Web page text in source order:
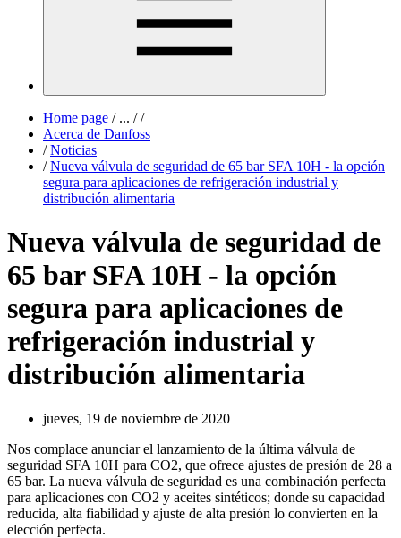
Home page /... / /
Acerca de Danfoss
/ Noticias
/ Nueva válvula de seguridad de 65 bar SFA 10H - la opción
segura para aplicaciones de refrigeración industrial y
distribución alimentaria
Nueva válvula de seguridad de
65 bar SFA 10H - la opción
segura para aplicaciones de
refrigeración industrial y
distribución alimentaria
jueves, 19 de noviembre de 2020
Nos complace anunciar el lanzamiento de la última válvula de
seguridad SFA 10H para CO2, que ofrece ajustes de presión de 28 a
65 bar. La nueva válvula de seguridad es una combinación perfecta
para aplicaciones con CO2 y aceites sintéticos; donde su capacidad
reducida, alta fiabilidad y ajuste de alta presión lo convierten en la
elección perfecta.